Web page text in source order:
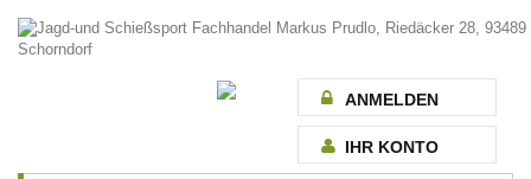
ANMELDEN
IHR KONTO